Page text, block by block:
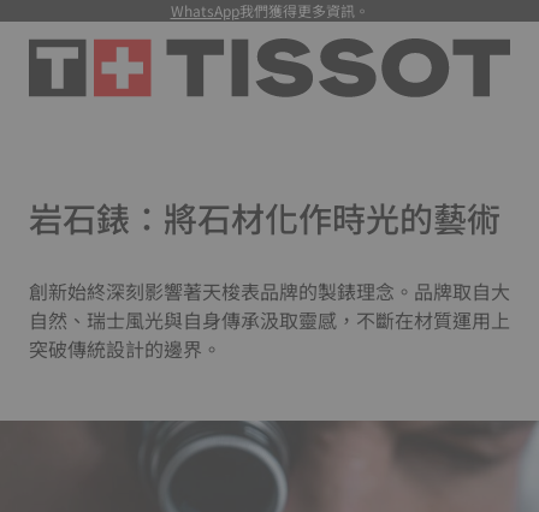
WhatsApp我們獲得更多資訊。
岩石錶：將石材化作時光的藝術
創新始終深刻影響著天梭表品牌的製錶理念。品牌取自大
自然、瑞士風光與自身傳承汲取靈感，不斷在材質運用上
突破傳統設計的邊界。